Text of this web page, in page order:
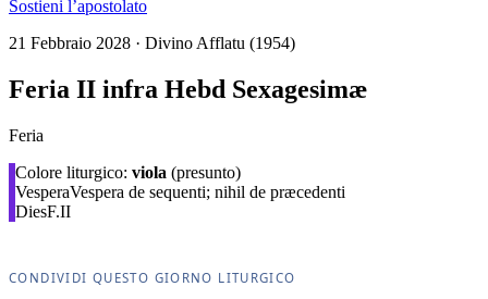
Sostieni l’apostolato
21 Febbraio 2028 · Divino Afflatu (1954)
Feria II infra Hebd Sexagesimæ
Feria
Colore liturgico: viola (presunto)
VesperaVespera de sequenti; nihil de præcedenti
DiesF.II
CONDIVIDI QUESTO GIORNO LITURGICO